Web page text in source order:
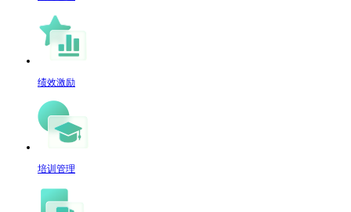
绩效激励
培训管理